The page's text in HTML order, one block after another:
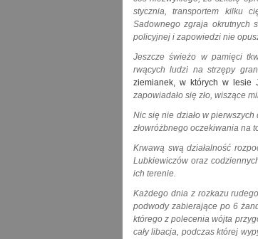
stycznia, transportem kilku
Sadownego zgraja okrutnych
policyjnej i zapowiedzi nie
Jeszcze świeżo w pamięci
rwących ludzi na strzępy
ziemianek, w których w lesie
zapowiadało się zło, wiszące
Nic się nie działo w
złowróżbnego oczekiwania na
Krwawą swą działalność
Lubkiewiczów oraz
ich terenie.
Każdego dnia z rozkazu
podwody zabierające po 6
którego z polecenia wójta
cały libacja, podczas której